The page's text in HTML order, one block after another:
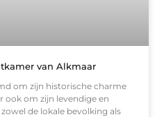
van Alkmaar
om zijn historische charme
ook om zijn levendige en
de lokale bevolking als